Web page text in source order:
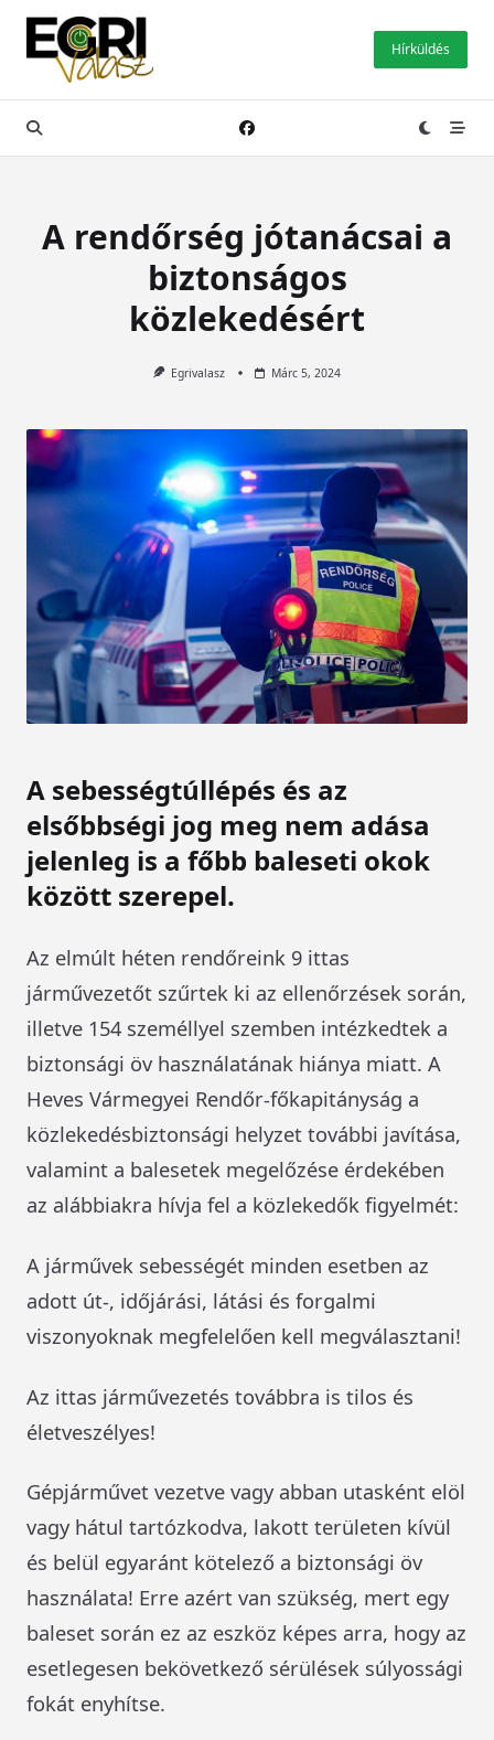
Skip
content
Hírküldés
A rendőrség jótanácsai a
biztonságos
közlekedésért
Egrivalasz Márc 5, 2024
A sebességtúllépés és az
elsőbbségi jog meg nem adása
jelenleg is a főbb baleseti okok
között szerepel.
Az elmúlt héten rendőreink 9 ittas
járművezetőt szűrtek ki az ellenőrzések során,
illetve 154 személlyel szemben intézkedtek a
biztonsági öv használatának hiánya miatt. A
Heves Vármegyei Rendőr-főkapitányság a
közlekedésbiztonsági helyzet további javítása,
valamint a balesetek megelőzése érdekében
az alábbiakra hívja fel a közlekedők figyelmét:
A járművek sebességét minden esetben az
adott út-, időjárási, látási és forgalmi
viszonyoknak megfelelően kell megválasztani!
Az ittas járművezetés továbbra is tilos és
életveszélyes!
Gépjárművet vezetve vagy abban utasként elöl
vagy hátul tartózkodva, lakott területen kívül
és belül egyaránt kötelező a biztonsági öv
használata! Erre azért van szükség, mert egy
baleset során ez az eszköz képes arra, hogy az
esetlegesen bekövetkező sérülések súlyossági
fokát enyhítse.